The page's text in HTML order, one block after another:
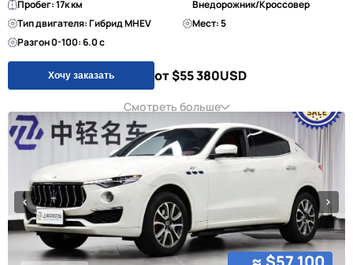
Пробег: 17к км
Внедорожник/Кроссовер
Тип двигателя: Гибрид MHEV
Мест: 5
Разгон 0-100: 6.0 с
Хочу заказать от $55 380USD
Смотреть больше